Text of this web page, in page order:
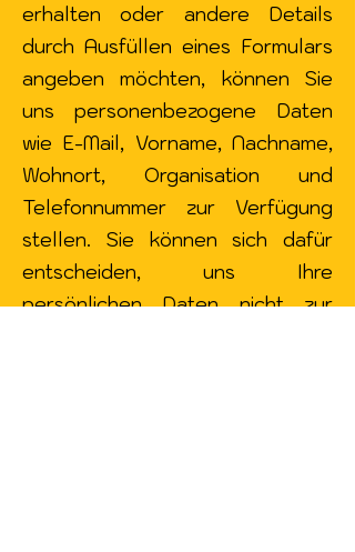
erhalten oder andere Details
durch Ausfüllen eines Formulars
angeben möchten, können Sie
uns personenbezogene Daten
wie E-Mail, Vorname, Nachname,
Wohnort, Organisation und
Telefonnummer zur Verfügung
stellen. Sie können sich dafür
entscheiden, uns Ihre
persönlichen Daten nicht zur